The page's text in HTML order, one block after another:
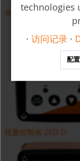
带累积量和批处理功
批量控制表 ZED-D
technologies
·访问记录 ·
配置